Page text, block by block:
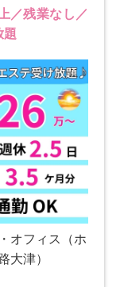
／残業なし／
題
オフィス（ホ
大津）